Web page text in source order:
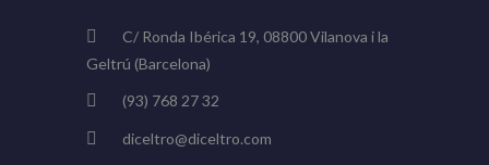
C/ Ronda Ibérica 19, 08800 Vilanova i la
Geltrú (Barcelona)
(93) 768 27 32
diceltro@diceltro.com